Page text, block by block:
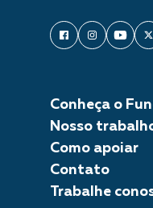
Conheça o
Nosso
Como apoiar
Contato
Trabalhe